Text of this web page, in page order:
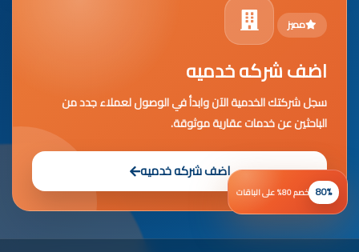
مميز
اضف شركه خدميه
سجل شركتك الخدمية الآن وابدأ في الوصول لعملاء جدد من
الباحثين عن خدمات عقارية موثوقة.
اضف شركه خدميه
خصم 80% على الباقات 80%